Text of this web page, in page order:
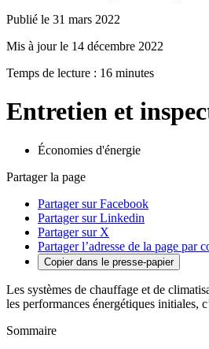
Publié le 31 mars 2022
Mis à jour le 14 décembre 2022
Temps de lecture : 16 minutes
Entretien et
Économies d'énergie
Partager la page
Partager sur Facebook
Partager sur Linkedin
Partager sur X
Partager l’adresse de la page par
Copier dans le presse-papier
Les systèmes de chauffage et de
les performances énergétiques initiales,
Sommaire